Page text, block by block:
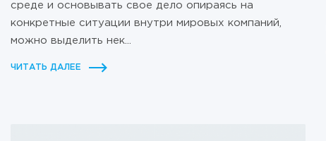
среде и основывать свое дело опираясь на
конкретные ситуации внутри мировых компаний,
можно выделить нек...
ЧИТАТЬ ДАЛЕЕ